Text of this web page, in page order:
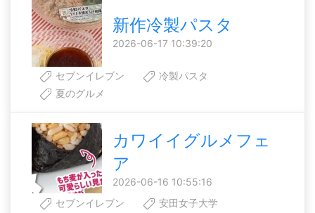
新作冷製パスタ
2026-06-17 10:39:20
セブンイレブン
冷製パスタ
夏のグルメ
カワイイグルメフェ
ア
2026-06-16 10:55:16
セブンイレブン
安田女子大学